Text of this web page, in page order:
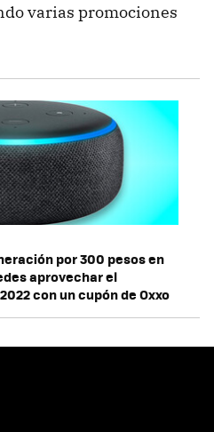
varias promociones
por 300 pesos en
aprovechar el
con un cupón de Oxxo